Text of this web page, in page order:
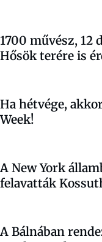
1700 művész, 12
Hősök terére is
Ha hétvége,
Week!
A New York
felavatták
A Bálnában